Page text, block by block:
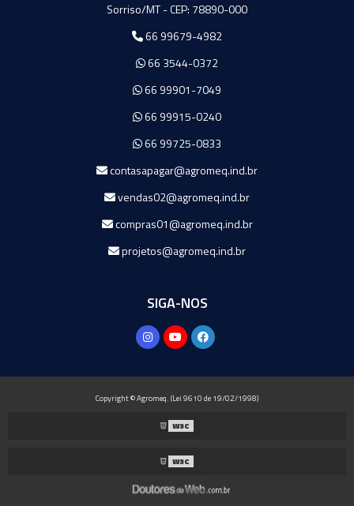
Sorriso/MT - CEP: 78890-000
66 99679-4982
66 3544-0372
66 99901-7049
66 99915-0240
66 99725-0833
contasapagar@agromeq.ind.br
vendas02@agromeq.ind.br
compras01@agromeq.ind.br
projetos@agromeq.ind.br
SIGA-NOS
Copyright © Agromeq. (Lei 9610 de 19/02/1998)
W3C
W3C